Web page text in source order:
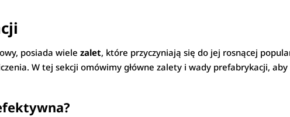
posiada wielezalet, które przyczyniają się do jej rosnącej
W tej sekcji omówimy główne zalety i wady prefabrykacji,